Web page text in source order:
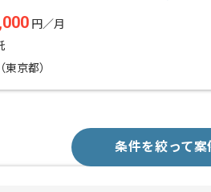
円／月
東京都）
条件を絞って案